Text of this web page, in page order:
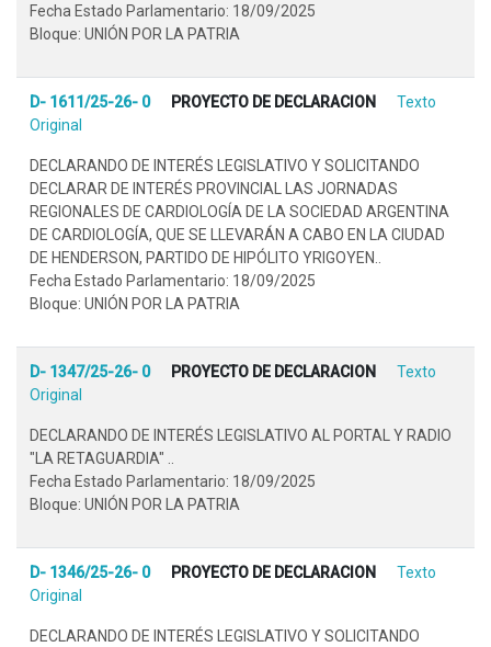
Fecha Estado Parlamentario: 18/09/2025
Bloque: UNIÓN POR LA PATRIA
D- 1611/25-26- 0 PROYECTO DE DECLARACION
Texto
Original
DECLARANDO DE INTERÉS LEGISLATIVO Y SOLICITANDO
DECLARAR DE INTERÉS PROVINCIAL LAS JORNADAS
REGIONALES DE CARDIOLOGÍA DE LA SOCIEDAD ARGENTINA
DE CARDIOLOGÍA, QUE SE LLEVARÁN A CABO EN LA CIUDAD
DE HENDERSON, PARTIDO DE HIPÓLITO YRIGOYEN..
Fecha Estado Parlamentario: 18/09/2025
Bloque: UNIÓN POR LA PATRIA
D- 1347/25-26- 0 PROYECTO DE DECLARACION
Texto
Original
DECLARANDO DE INTERÉS LEGISLATIVO AL PORTAL Y RADIO
"LA RETAGUARDIA" ..
Fecha Estado Parlamentario: 18/09/2025
Bloque: UNIÓN POR LA PATRIA
D- 1346/25-26- 0 PROYECTO DE DECLARACION
Texto
Original
DECLARANDO DE INTERÉS LEGISLATIVO Y SOLICITANDO